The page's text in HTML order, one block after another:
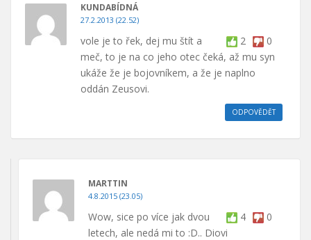
KUNDABÍDNÁ
27.2.2013 (22.52)
2 0
vole je to řek, dej mu štít a
meč, to je na co jeho otec čeká, až mu syn
ukáže že je bojovníkem, a že je naplno
oddán Zeusovi.
ODPOVĚDĚT
MARTTIN
4.8.2015 (23.05)
4 0
Wow, sice po více jak dvou
letech, ale nedá mi to :D.. Diovi